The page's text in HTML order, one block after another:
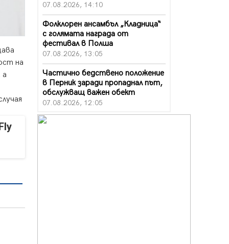
на
а
07.08.2026, 14:10
Фолклорен ансамбъл „Кладница“
с голямата награда от
фестивал в Полша
07.08.2026, 13:05
Частично бедствено положение
в Перник заради пропаднал път,
обслужващ важен обект
07.08.2026, 12:05
Да отговорим на жегите с филм